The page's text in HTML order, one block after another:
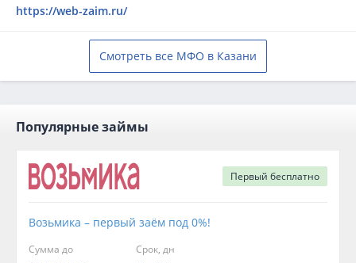
https://web-zaim.ru/
Смотреть все МФО в Казани
Популярные займы
Первый бесплатно
Возьмика – первый заём под 0%!
Сумма до Срок, дн